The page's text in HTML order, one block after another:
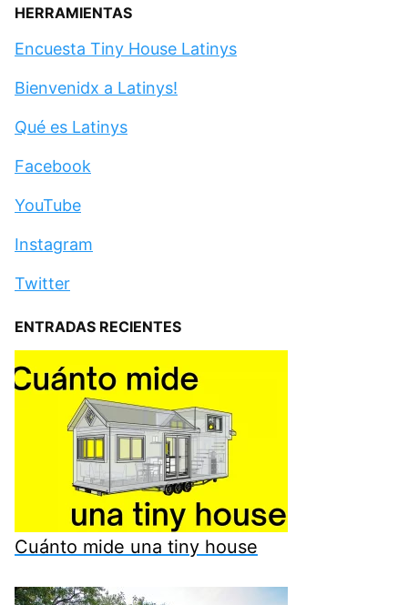
HERRAMIENTAS
Encuesta Tiny House Latinys
Bienvenidx a Latinys!
Qué es Latinys
Facebook
YouTube
Instagram
Twitter
ENTRADAS RECIENTES
Cuánto mide una tiny house